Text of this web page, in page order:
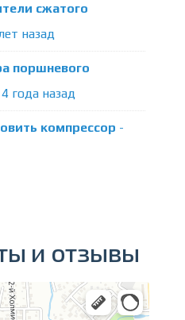
сжатого
назад
поршневого
года назад
компрессор -
и отзывы